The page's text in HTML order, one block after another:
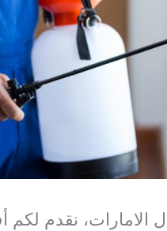
الامارات، نقدم